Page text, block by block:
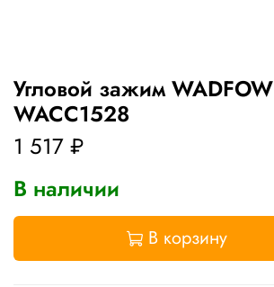
Угловой зажим WADFOW
WACC1528
1 517 ₽
В наличии
В корзину